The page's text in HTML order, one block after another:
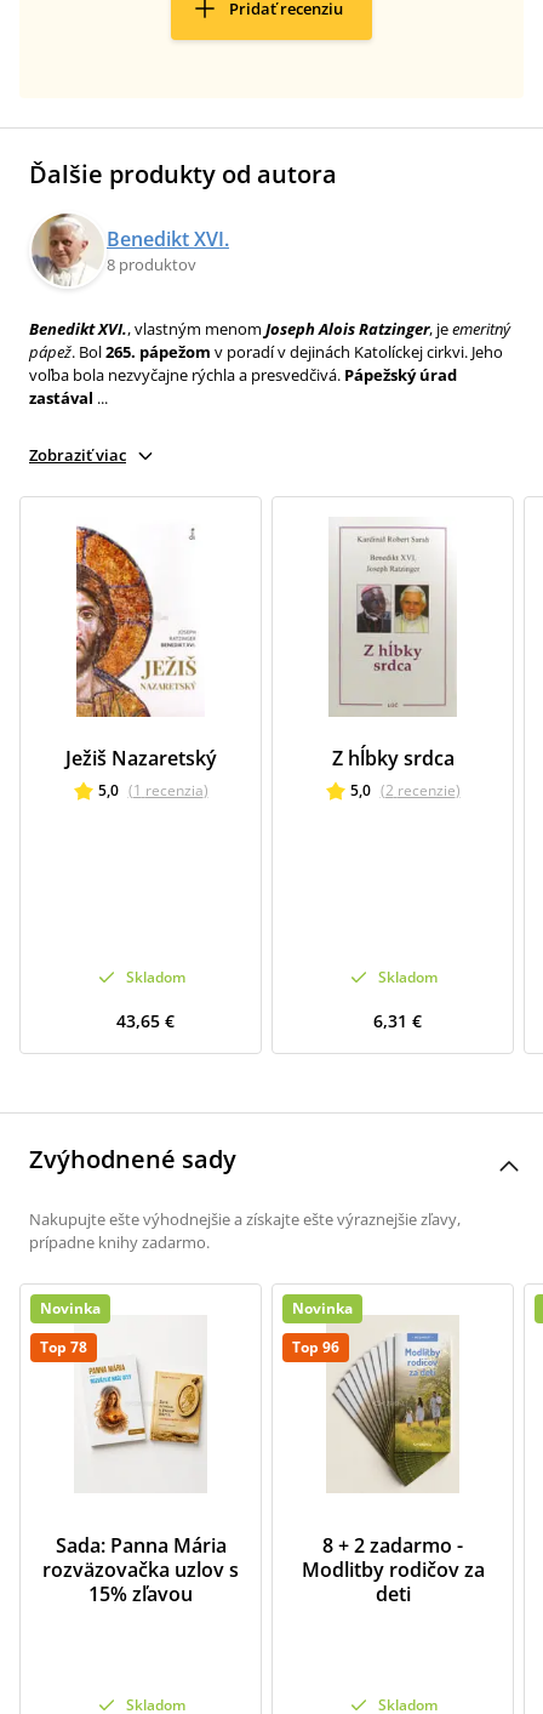
Pridať recenziu
Ďalšie produkty od autora
Benedikt XVI.
8 produktov
Benedikt XVI., vlastným menom Joseph Alois Ratzinger, jeemeritný
pápež. Bol265. pápežom v poradí v dejinách Katolíckej cirkvi. Jeho
voľba bola nezvyčajne rýchla a presvedčivá. Pápežský úrad
zastával ...
Zobraziť viac
Ježiš Nazaretský
5,0 (1 recenzia)
Skladom
43,65 €
Z hĺbky srdca
5,0 (2 recenzie)
Skladom
6,31 €
Zvýhodnené sady
Nakupujte ešte výhodnejšie a získajte ešte výraznejšie zľavy,
prípadne knihy zadarmo.
Novinka
Top 78
Sada: Panna Mária
rozväzovačka uzlov s
15% zľavou
Skladom
Novinka
Top 96
8 + 2 zadarmo -
Modlitby rodičov za
deti
Skladom